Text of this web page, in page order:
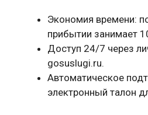
Экономия времени:
прибытии занимает
Доступ 24/7 через
gosuslugi.ru.
Автоматическое
электронный талон